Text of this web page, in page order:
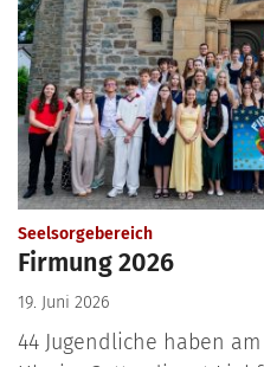
Seelsorgebereich:
Firmung 2026
19. Juni 2026
44 Jugendliche haben am